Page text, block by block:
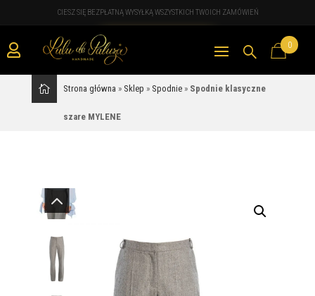
CIESZ SIĘ BEZPŁATNĄ WYSYŁKĄ WSZYSTKICH TWOICH ZAMÓWIEŃ
 0
Strona główna » Sklep » Spodnie» Spodnie klasyczne
szare MYLENE